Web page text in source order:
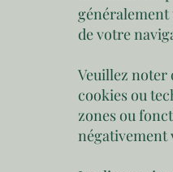
généralement
de votre
Veuillez noter
cookies ou
zones ou
négativement